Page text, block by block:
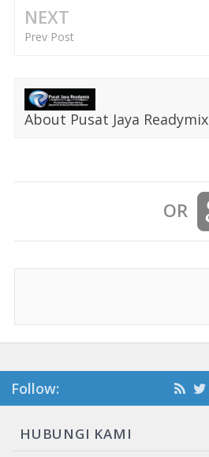
NEXT
Prev Post
About Pusat Jaya Readymix
OR
Follow:
HUBUNGI KAMI